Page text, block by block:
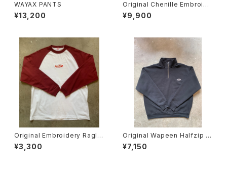
WAYAX PANTS
¥13,200
Original Chenille Embroide
ry Hoodie No.0009
¥9,900
Original Embroidery Ragla
n Sleeve No.0007
¥3,300
Original Wapeen Halfzip S
weatshirts No.0006
¥7,150